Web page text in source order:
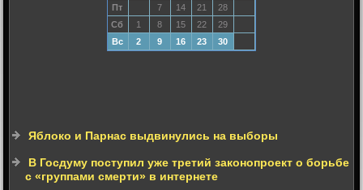
Пт
7 14 21
28
Сб
1 8 15 22
29
Вс
2 9 16 23 30
Яблоко и Парнас выдвинулись на выборы
В Госдуму поступил уже третий законопроект о борьбе
с «группами смерти» в интернете